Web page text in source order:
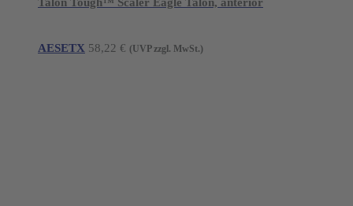
AESETX 58,22 € (UVP zzgl. MwSt.)